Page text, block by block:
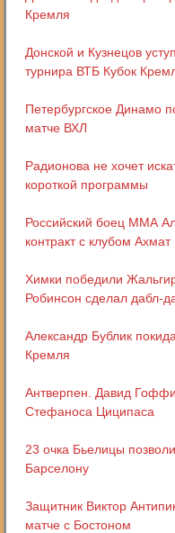
Кремля
Донской и Кузнецов
турнира ВТБ Кубок
Петербургское Динамо
матче ВХЛ
Радионова не хочет
короткой программы
Российский боец ММА
контракт с клубом Ахмат
Химки победили
Робинсон сделал дабл-
Александр Бублик
Кремля
Антверпен. Давид
Стефаноса Циципаса
23 очка Бьелицы
Барселону
Защитник Виктор
матче с Бостоном